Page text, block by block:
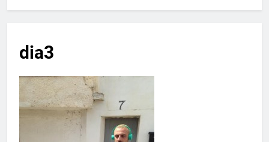
dia3